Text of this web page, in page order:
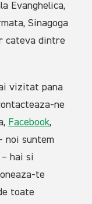
Evanghelica,
Sinagoga
cateva dintre
vizitat pana
ne
Facebook,
noi suntem
hai si
te
toate